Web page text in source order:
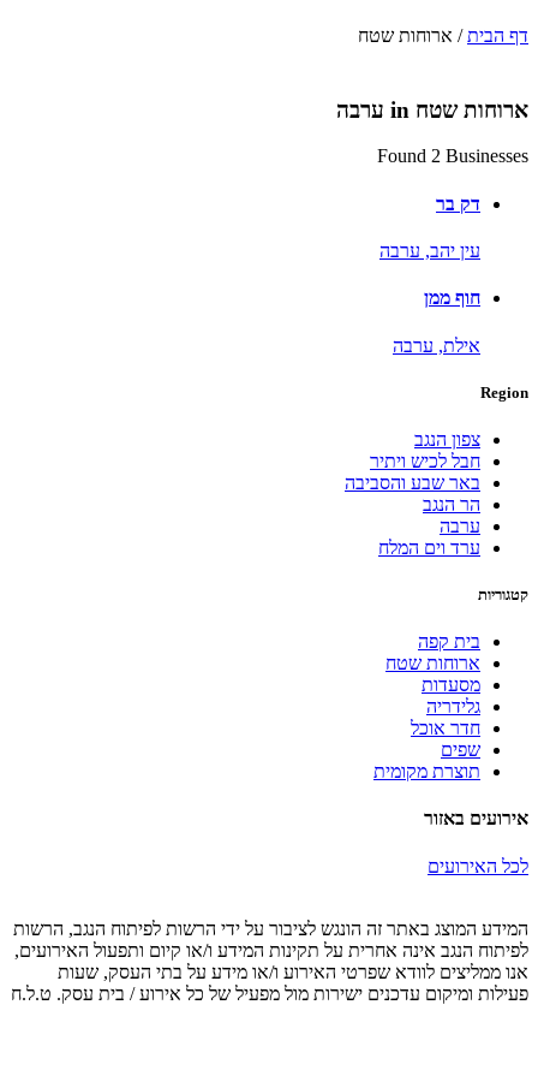
דף הבית/ ארוחות שטח
ארוחות שטח in ערבה
Found 2 Businesses
דק בר
עין יהב, ערבה
חוף ממן
אילת, ערבה
Region
צפון הנגב
חבל לכיש ויתיר
באר שבע והסביבה
הר הנגב
ערבה
ערד וים המלח
קטגוריות
בית קפה
ארוחות שטח
מסעדות
גלידריה
חדר אוכל
שפים
תוצרת מקומית
אירועים באזור
לכל האירועים
המידע המוצג באתר זה הונגש לציבור על ידי הרשות לפיתוח הנגב, הרשות
לפיתוח הנגב אינה אחרית על תקינות המידע ו/או קיום ותפעול האירועים,
אנו ממליצים לוודא שפרטי האירוע ו/או מידע על בתי העסק, שעות
פעילות ומיקום עדכנים ישירות מול מפעיל של כל אירוע / בית עסק. ט.ל.ח